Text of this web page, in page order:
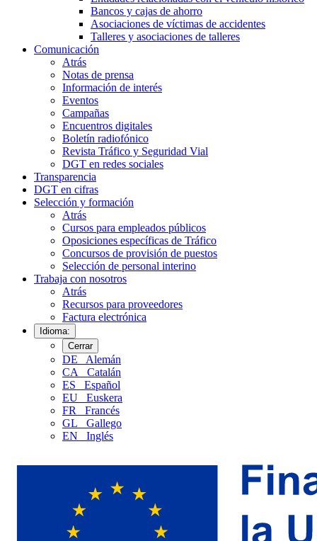
Bancos y cajas de ahorro
Asociaciones de víctimas de accidentes
Talleres y asociaciones de talleres
Comunicación
Atrás
Notas de prensa
Información de interés
Eventos
Campañas
Encuentros digitales
Boletín radiofónico
Revista Tráfico y Seguridad Vial
DGT en redes sociales
Transparencia
DGT en cifras
Selección y formación
Atrás
Cursos para empleados públicos
Oposiciones específicas de Tráfico
Concursos de provisión de puestos
Selección de personal interino
Trabaja con nosotros
Atrás
Recursos para proveedores
Factura electrónica
Idioma:
Cerrar
DE
Alemán
CA
Catalán
ES
Español
EU
Euskera
FR
Francés
GL
Gallego
EN
Inglés